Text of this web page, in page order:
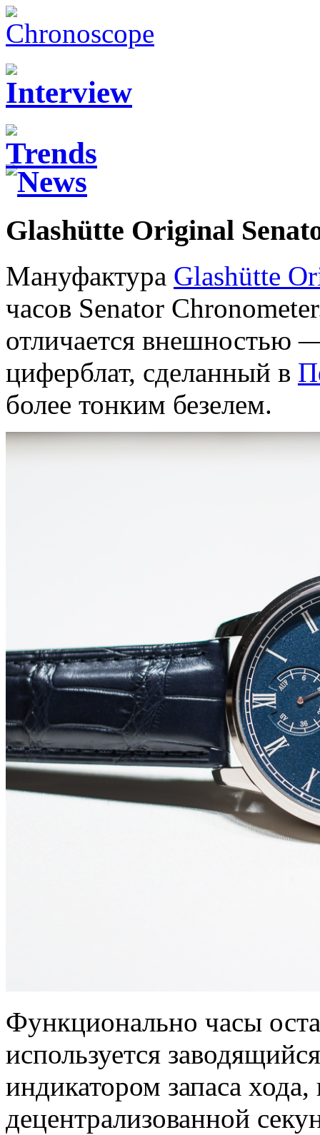
Glashütte Original
Мануфактура Glashütte
часов Senator
отличается внешностью
циферблат, сделанный в
более тонким безелем.
Функционально часы
используется
индикатором запаса
децентрализованной